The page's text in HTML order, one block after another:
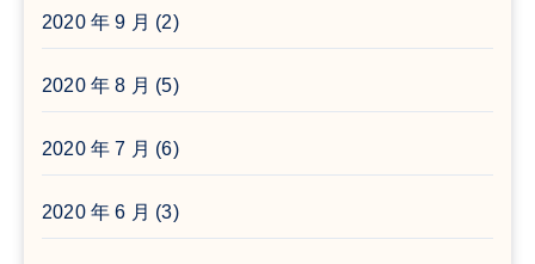
2020 年 9 月 (2)
2020 年 8 月 (5)
2020 年 7 月 (6)
2020 年 6 月 (3)